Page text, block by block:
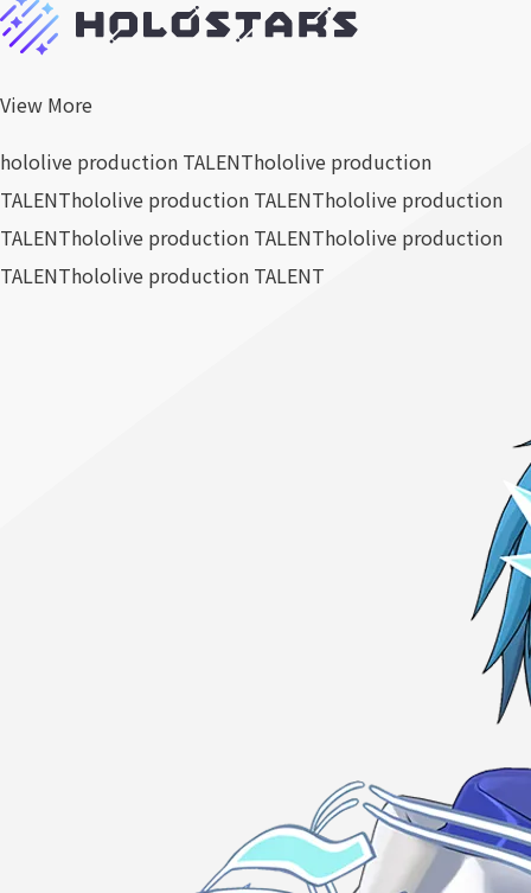
View More
hololive production TALENThololive production
TALENThololive production TALENThololive production
TALENThololive production TALENThololive production
TALENThololive production TALENT